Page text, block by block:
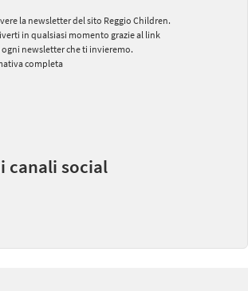
la newsletter del sito Reggio Children.
in qualsiasi momento grazie al link
newsletter che ti invieremo.
completa
canali social